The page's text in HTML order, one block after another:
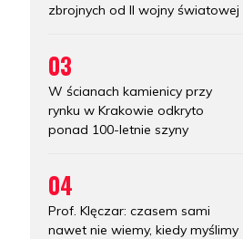
zbrojnych od II wojny światowej
03
W ścianach kamienicy przy
rynku w Krakowie odkryto
ponad 100-letnie szyny
04
Prof. Klęczar: czasem sami
nawet nie wiemy, kiedy myślimy